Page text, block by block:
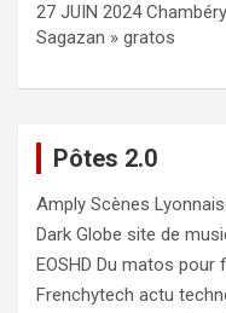
27 JUIN 2024
Sagazan » gratos
Pôtes 2.0
Amply Scènes
Dark Globe site de
EOSHD Du matos pour
Frenchytech actu